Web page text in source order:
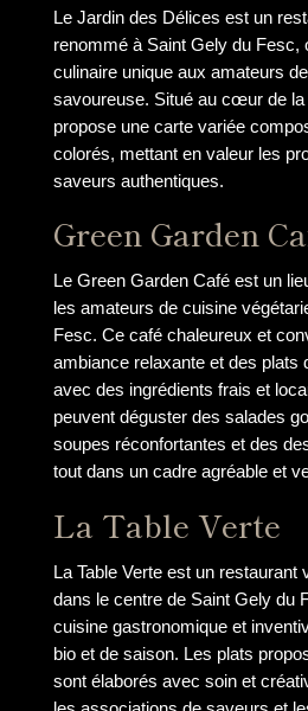
Le Jardin des Délices est un
renommé à Saint Gely du Fesc,
culinaire unique aux amateurs
savoureuse. Situé au cœur de
propose une carte variée
colorés, mettant en valeur les
saveurs authentiques.
Green Garden
Le Green Garden Café est un
les amateurs de cuisine
Fesc. Ce café chaleureux et
ambiance relaxante et des plats
avec des ingrédients frais et
peuvent déguster des salades
soupes réconfortantes et des
tout dans un cadre agréable et
La Table Verte
La Table Verte est un restaurant
dans le centre de Saint Gely du
cuisine gastronomique et
bio et de saison. Les plats
sont élaborés avec soin et